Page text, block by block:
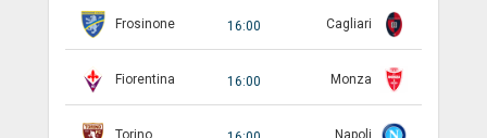
NATIONAL
Frosinone 16:00 Cagliari
Fiorentina 16:00 Monza
Torino Napoli